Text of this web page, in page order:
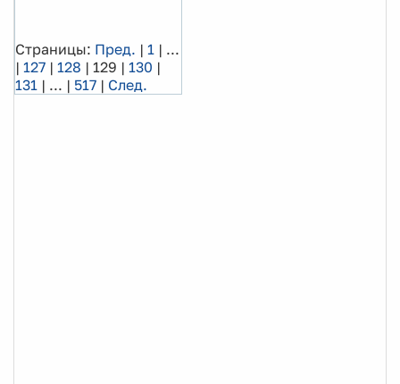
Страницы: Пред. | 1 | ...
| 127 | 128 | 129 | 130 |
131 | ... | 517 | След.